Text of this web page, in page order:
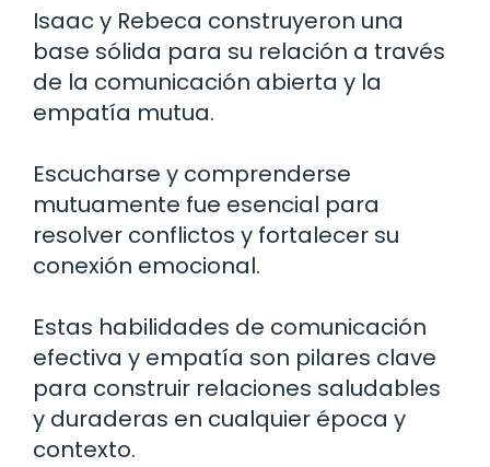
Isaac y Rebeca construyeron una
base sólida para su relación a través
de la comunicación abierta y la
empatía mutua.
Escucharse y comprenderse
mutuamente fue esencial para
resolver conflictos y fortalecer su
conexión emocional.
Estas habilidades de comunicación
efectiva y empatía son pilares clave
para construir relaciones saludables
y duraderas en cualquier época y
contexto.